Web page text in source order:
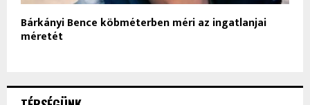
Bárkányi Bence köbméterben méri az ingatlanjai
méretét